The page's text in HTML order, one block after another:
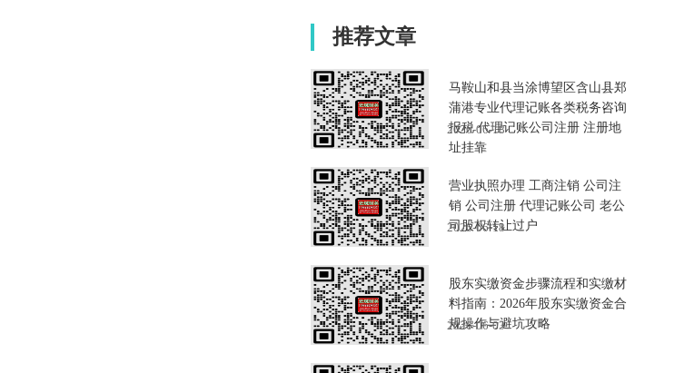
推荐文章
马鞍山和县当涂博望区含山县郑
蒲港专业代理记账各类税务咨询
报税 代理记账公司注册 注册地
址挂靠
2026-06-18
营业执照办理 工商注销 公司注
销 公司注册 代理记账公司 老公
司股权转让过户
2026-06-18
股东实缴资金步骤流程和实缴材
料指南：2026年股东实缴资金合
规操作与避坑攻略
2026-06-03